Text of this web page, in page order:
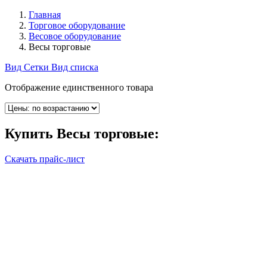
Главная
Торговое оборудование
Весовое оборудование
Весы торговые
Вид Сетки Вид списка
Отображение единственного товара
Купить Весы торговые:
Скачать прайс-лист